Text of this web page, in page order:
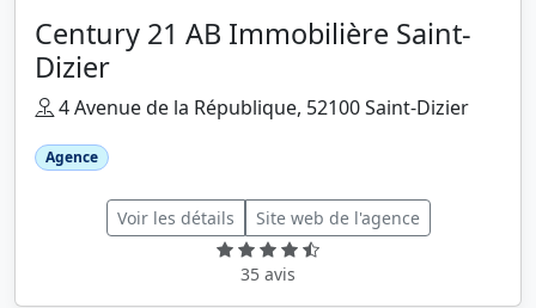
Century 21 AB Immobilière Saint-
Dizier
4 Avenue de la République, 52100 Saint-Dizier
Agence
Voir les détails Site web de l'agence
35 avis